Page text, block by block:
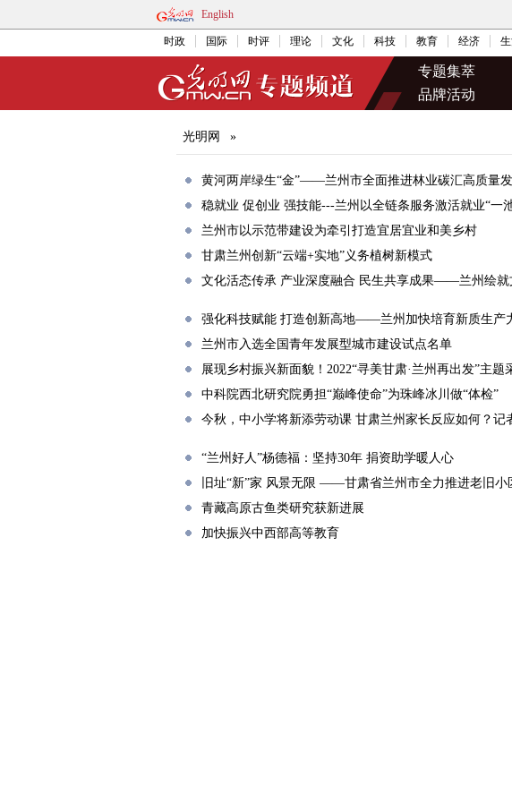
English
时政 国际 时评 理论 文化 科技 教育 经济
专题集萃
品牌活动
光明网 »
黄河两岸绿生“金”——兰州市全面推进林业碳汇高质量
稳就业 促创业 强技能---兰州以全链条服务激活就业“一
兰州市以示范带建设为牵引打造宜居宜业和美乡村
甘肃兰州创新“云端+实地”义务植树新模式
文化活态传承 产业深度融合 民生共享成果——兰州绘就
强化科技赋能 打造创新高地——兰州加快培育新质生产
兰州市入选全国青年发展型城市建设试点名单
展现乡村振兴新面貌！2022“寻美甘肃·兰州再出发”主题
中科院西北研究院勇担“巅峰使命”为珠峰冰川做“体检”
今秋，中小学将新添劳动课 甘肃兰州家长反应如何？记
“兰州好人”杨德福：坚持30年 捐资助学暖人心
旧址“新”家 风景无限 ——甘肃省兰州市全力推进老旧小
青藏高原古鱼类研究获新进展
加快振兴中西部高等教育